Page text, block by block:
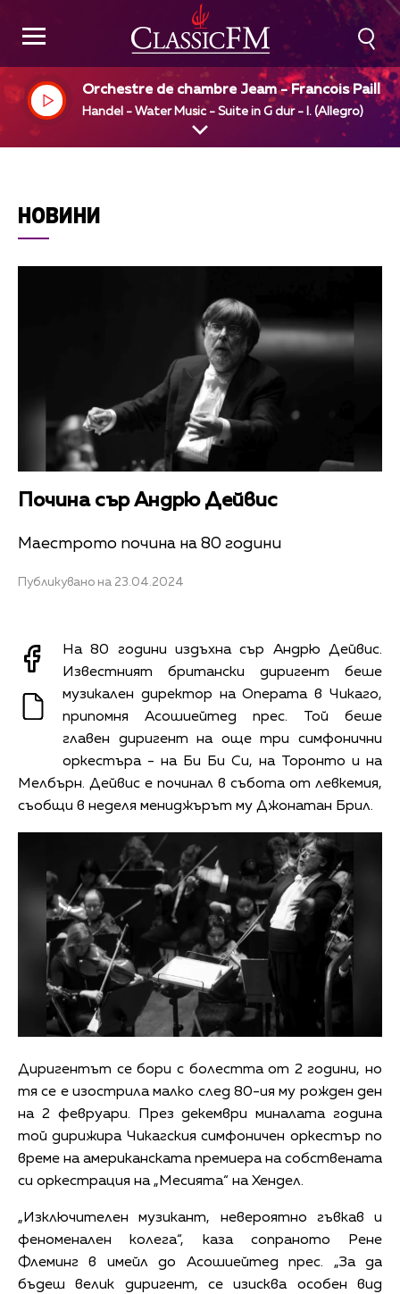
Orchestre de chambre Jeam - Francois
Jean - rancois Paillard, dir
Handel - Water Music - Suite in G dur - I. (Allegro)
НОВИНИ
Почина сър Андрю Дейвис
Маестрото почина на 80 години
Публикувано на 23.04.2024
На 80 години издъхна сър Андрю Дейвис.
Известният британски диригент беше
музикален директор на Операта в Чикаго,
припомня Асошиейтед прес. Той беше
главен диригент на още три симфонични
оркестъра - на Би Би Си, на Торонто и на
Мелбърн. Дейвис е починал в събота от левкемия,
съобщи в неделя мениджърът му Джонатан Брил.
Диригентът се бори с болестта от 2 години, но
тя се е изострила малко след 80-ия му рожден ден
на 2 февруари. През декември миналата година
той дирижира Чикагския симфоничен оркестър по
време на американската премиера на собствената
си оркестрация на „Месията“ на Хендел.
„Изключителен музикант, невероятно гъвкав и
феноменален колега“, каза сопраното Рене
Флеминг в имейл до Асошиейтед прес. „За да
бъдеш велик диригент, се изисква особен вид